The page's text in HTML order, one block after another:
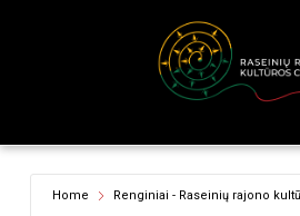
Home Renginiai - Raseinių rajono